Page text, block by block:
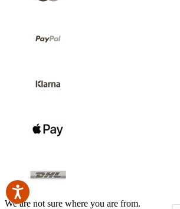
We are not sure where you are from.